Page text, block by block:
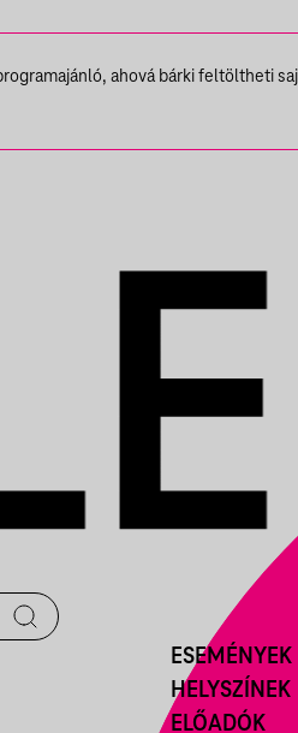
ahová bárki feltöltheti
ESEMÉNYEK
HELYSZÍNEK
ELŐADÓK